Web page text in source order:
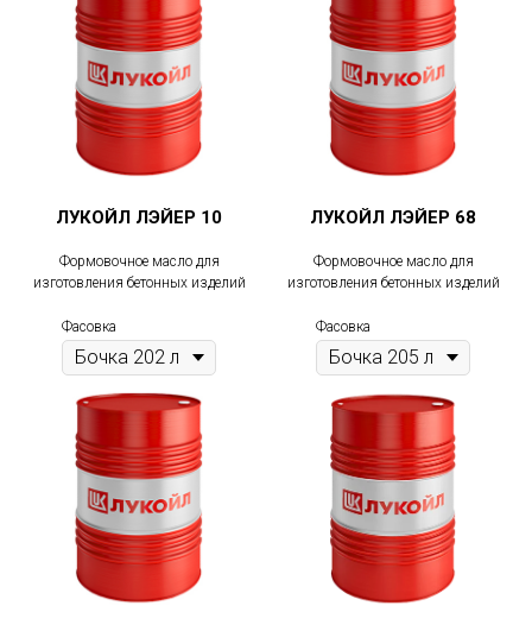
ЛУКОЙЛ ЛЭЙЕР 10
Формовочное масло для
изготовления бетонных изделий
Фасовка
ЛУКОЙЛ ЛЭЙЕР 68
Формовочное масло для
изготовления бетонных изделий
Фасовка